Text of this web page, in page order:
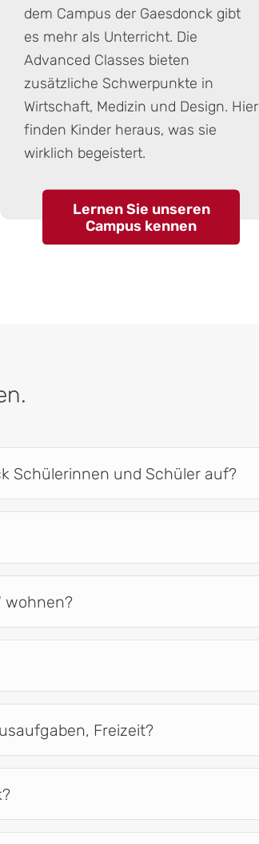
dem Campus der Gaesdonck gibt
es mehr als Unterricht. Die
Advanced Classes bieten
zusätzliche Schwerpunkte in
Wirtschaft, Medizin und Design. Hier
finden Kinder heraus, was sie
wirklich begeistert.
Lernen Sie unseren
Campus kennen
Schülerinnen und Schüler auf?
wohnen?
Freizeit?